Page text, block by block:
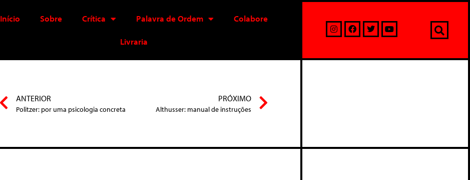
Início Sobre Crítica Palavra de Ordem Colabore
Livraria
ANTERIOR
Politzer: por uma psicologia concreta
PRÓXIMO
Althusser: manual de instruções